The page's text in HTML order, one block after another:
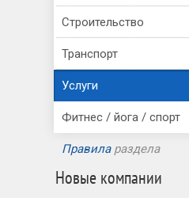
Строительство
Транспорт
Услуги
Фитнес / йога / спорт
Правилараздела
Новые компании